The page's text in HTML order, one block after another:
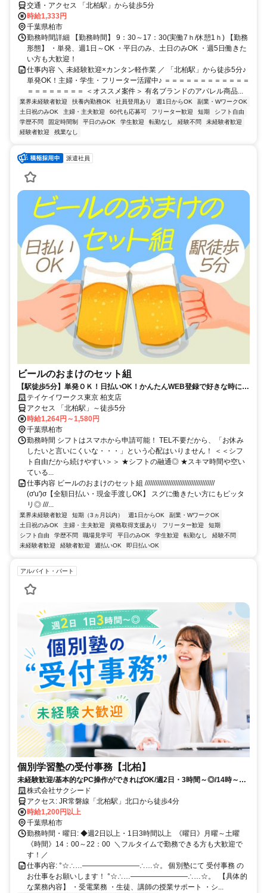
交通・アクセス 「北柏駅」から徒歩5分
時給1,333円
千葉県柏市
勤務時間詳細 【勤務時間】 9：30～17：30(実働7ｈ/休憩1ｈ) 【勤務
形態】 ・単発、週1日～OK ・平日のみ、土日のみOK ・週5日働きた
い方も大歓迎！
仕事内容 ＼ 未経験歓迎×カンタン軽作業 ／ 「北柏駅」から徒歩5分♪
単発OK！主婦・学生・フリーター活躍中♪ ＝＝＝＝＝＝＝＝＝＝＝＝
＝＝＝＝＝＝＝＝ ＜オススメ案件＞ 有名ブランドのアパレル商品...
業界未経験者歓迎 扶養内勤務OK 社員登用あり 週1日からOK
副業・WワークOK
土日祝のみOK
主婦・主夫歓迎 60代も応募可 フリーター歓迎 短期
シフト自由
学歴不問
固定時間制 平日のみOK 学生歓迎 転勤なし 経験不問
未経験者歓迎
経験者歓迎
残業なし
派遣社員
ビールのおまけのセット組
【駅徒歩5分】単発ＯＫ！日払いOK！かんたんWEB登録で好きな時に働
ける♪お友達との応募歓迎！
テイケイワークス東京 柏支店
アクセス 「北柏駅」～徒歩5分
時給1,264円～1,580円
千葉県柏市
勤務時間 シフトはスマホから申請可能！ TEL不要だから、「お休み
したいと言いにくいな・・・」という心配はいりません！ ＜＜シフ
ト自由だから続けやすい＞＞ ★シフトの融通◎ ★スキマ時間や空い
ている...
仕事内容 ビールのおまけのセット組 ///////////////////////////////////////
(σ'u')σ【全額日払い・現金手渡しOK】 スグに働きたい方にもピッタ
リ◎ ///...
業界未経験者歓迎 短期（3ヵ月以内） 週1日からOK
副業・WワークOK
土日祝のみOK
主婦・主夫歓迎 資格取得支援あり フリーター歓迎
短期
シフト自由
学歴不問 職場見学可 平日のみOK 学生歓迎 転勤なし
経験不問
未経験者歓迎
経験者歓迎 週払いOK 即日払いOK
アルバイト・パート
個別学習塾の受付事務【北柏】
未経験歓迎/基本的なPC操作ができればOK/週2日・3時間～◎/14時～22
時/主婦(夫)・学生活躍中！
株式会社サクシード
アクセス: JR常磐線「北柏駅」北口から徒歩4分 ㅤ
時給1,200円以上
千葉県柏市
勤務時間・曜日: ◆週2日以上・1日3時間以上 ㅤ 《曜日》月曜～土曜
《時間》14：00～22：00 ㅤ ＼フルタイムで勤務できる方も大歓迎で
す！／ ㅤ
仕事内容: °☆∴…――――――――∴…☆。 個別塾にて 受付事務 の
お仕事をお願いします！ °☆∴…――――――――∴…☆。 ㅤ 【具体的
な業務内容】 ・受電業務 ・生徒、講師の授業サポート ・シ...